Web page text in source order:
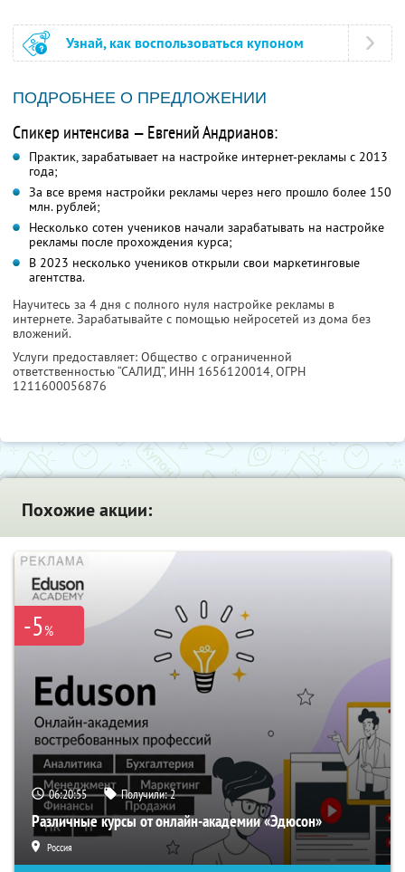
Узнай, как воспользоваться купоном
ПОДРОБНЕЕ О ПРЕДЛОЖЕНИИ
Спикер интенсива — Евгений Андрианов:
Практик, зарабатывает на настройке интернет-рекламы с 2013
года;
За все время настройки рекламы через него прошло более 150
млн. рублей;
Несколько сотен учеников начали зарабатывать на настройке
рекламы после прохождения курса;
В 2023 несколько учеников открыли свои маркетинговые
агентства.
Научитесь за 4 дня с полного нуля настройке рекламы в
интернете. Зарабатывайте с помощью нейросетей из дома без
вложений.
Услуги предоставляет: Общество с ограниченной
ответственностью “САЛИД”, ИНН 1656120014, ОГРН
1211600056876
Похожие акции:
-5%
06:20:54 Получили:2
Различные курсы от онлайн-академии «Эдюсон»
Россия